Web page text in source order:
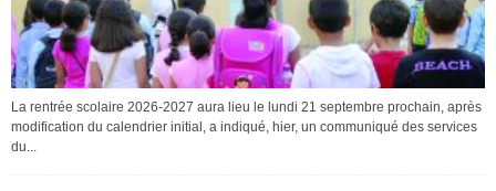
La rentrée scolaire 2026-2027 aura lieu le lundi 21 septembre prochain, après
modification du calendrier initial, a indiqué, hier, un communiqué des services
du...